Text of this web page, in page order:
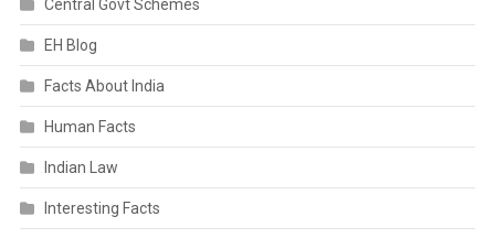
Central Govt Schemes
EH Blog
Facts About India
Human Facts
Indian Law
Interesting Facts